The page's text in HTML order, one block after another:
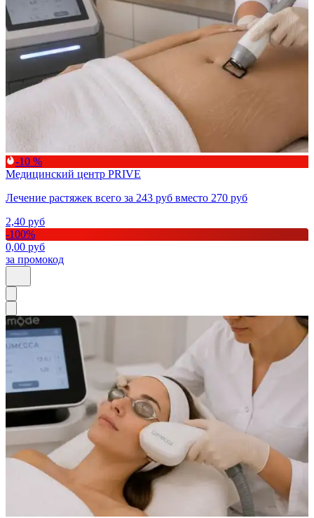
-10 %
Медицинский центр PRIVE
Лечение растяжек всего за 243 руб вместо 270 руб
2,40 руб
-100%
0,00 руб
за промокод